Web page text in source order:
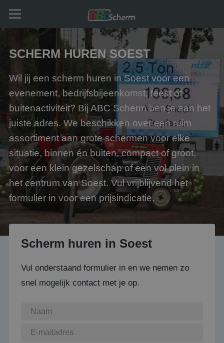
SCHERM HUREN SOEST
Wil jij een scherm huren in Soest voor een
evenement, bedrijfsbijeenkomst, feest of
buitenactiviteit? Bij ABC Scherm ben je aan het
juiste adres. We beschikken over een ruim
assortiment aan grote schermen voor elke
situatie, binnen én buiten, compact of groot,
voor een klein gezelschap of een vol plein in
het centrum van Soest. Vul vrijblijvend het
formulier in voor een prijsindicatie.
Scherm huren in Soest
Vul onderstaand formulier in en we nemen zo
snel mogelijk contact met je op.